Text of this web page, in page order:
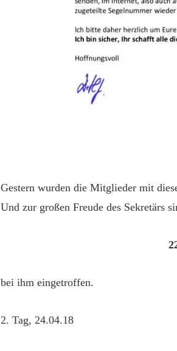
Gestern wurden die Mitglieder mit
Und zur großen Freude des Sekretärs
bei ihm eingetroffen.
2. Tag, 24.04.18